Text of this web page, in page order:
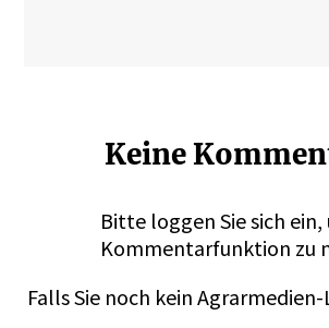
Keine
Bitte loggen Sie sich
Kommentarfunktion zu
Falls Sie noch kein